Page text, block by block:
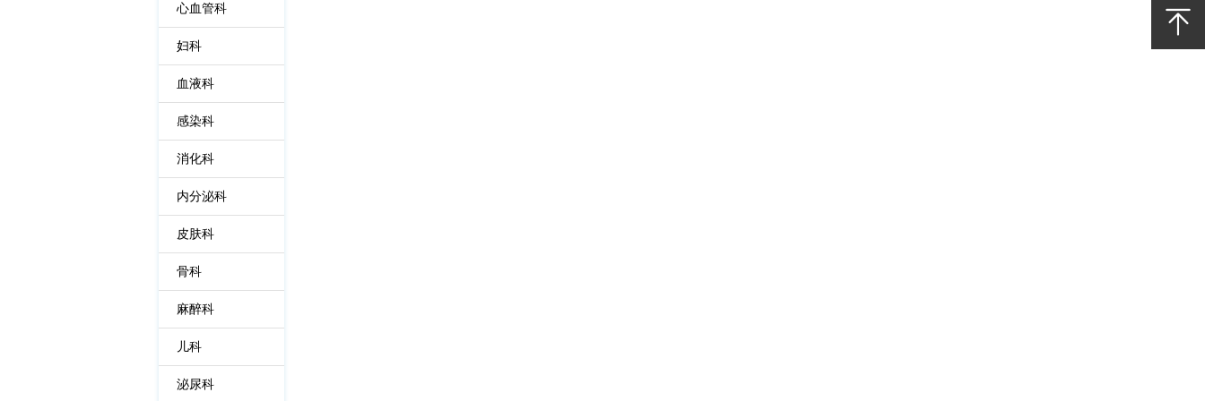
心血管科
妇科
血液科
感染科
消化科
内分泌科
皮肤科
骨科
麻醉科
儿科
泌尿科